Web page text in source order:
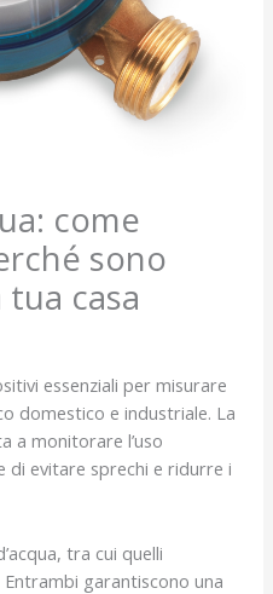
come
sono
casa
essenziali per misurare
domestico e industriale. La
a monitorare l’uso
di evitare sprechi e ridurre i
tra cui quelli
garantiscono una